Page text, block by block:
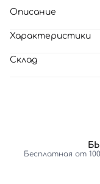
Описание
Характеристики
Склад
Бесплатная от